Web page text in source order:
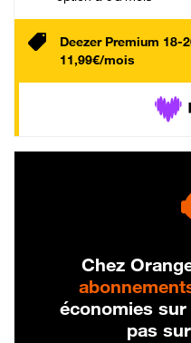
Deezer Premium 18-
11,99€/mois
Chez
économies
pas